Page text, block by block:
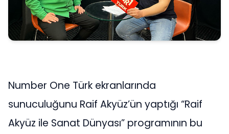
Number One Türk ekranlarında
sunuculuğunu Raif Akyüz’ün yaptığı “Raif
Akyüz ile Sanat Dünyası” programının bu